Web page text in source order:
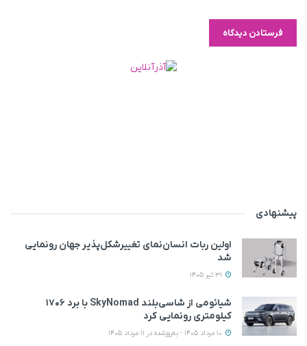
پیشنهادی
اولین ربات انسان‌نمای تغییرشکل‌پذیر جهان رونمایی
شد
شیائومی از شاسی‌بلند SkyNomad با برد ۱۷۰۶
کیلومتری رونمایی کرد